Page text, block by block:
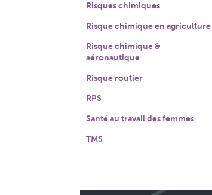
Risques chimiques
Risque chimique en agriculture
Risque chimique &
aéronautique
Risque routier
RPS
Santé au travail des femmes
TMS